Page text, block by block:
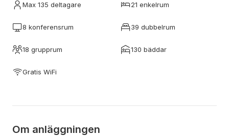
Max 135 deltagare 21 enkelrum
8 konferensrum 39 dubbelrum
18 grupprum 130 bäddar
Gratis WiFi
Om anläggningen